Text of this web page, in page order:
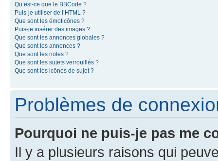
Qu’est-ce que le BBCode ?
Puis-je utiliser de l’HTML ?
Que sont les émoticônes ?
Puis-je insérer des images ?
Que sont les annonces globales ?
Que sont les annonces ?
Que sont les notes ?
Que sont les sujets verrouillés ?
Que sont les icônes de sujet ?
Problèmes de
Pourquoi ne puis-je pas me
Il y a plusieurs raisons qui